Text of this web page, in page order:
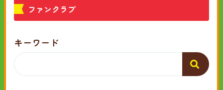
ファンクラブ
キーワード